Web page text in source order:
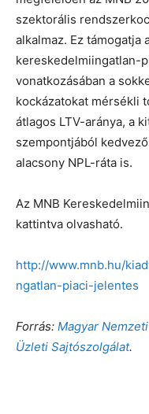
szektorális
alkalmaz. Ez támogatja
kereskedelmiingatlan-
vonatkozásában a
kockázatokat mérsékli
átlagos LTV-aránya, a
szempontjából
alacsony NPL-ráta is.
Az MNB
kattintva olvasható.
http://www.mnb.hu/
ngatlan-piaci-jelentes
Forrás: Magyar
Üzleti Sajtószolgálat.